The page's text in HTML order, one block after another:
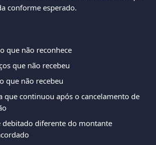
conforme esperado.
que não reconhece
que não recebeu
que não recebeu
que continuou após o cancelamento de
debitado diferente do montante